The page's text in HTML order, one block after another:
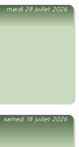
mardi 28 juillet 2026
samedi 18 juillet 2026